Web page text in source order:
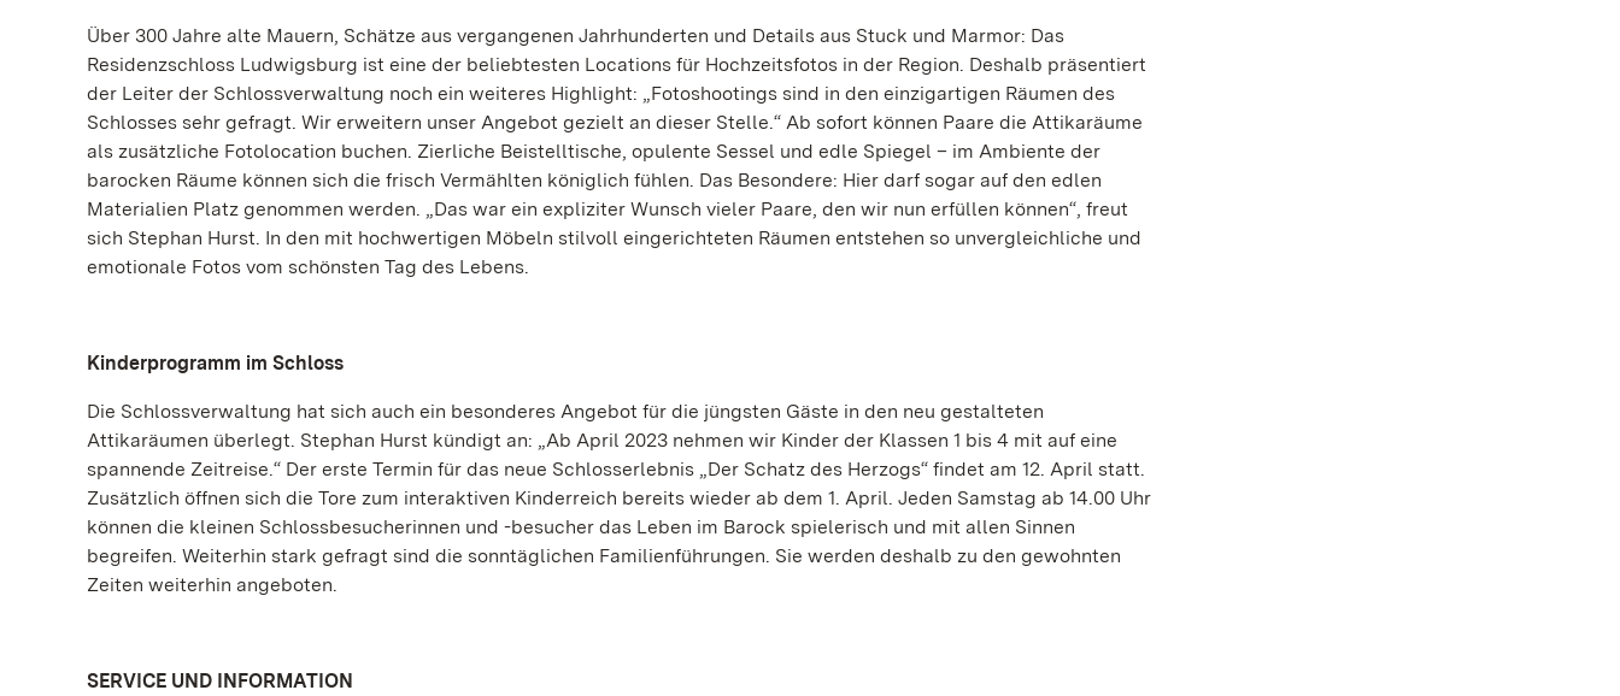
Über 300 Jahre alte Mauern, Schätze aus vergangenen Jahrhunderten und Details aus Stuck und Marmor: Das
Residenzschloss Ludwigsburg ist eine der beliebtesten Locations für Hochzeitsfotos in der Region. Deshalb präsentiert
der Leiter der Schlossverwaltung noch ein weiteres Highlight: „Fotoshootings sind in den einzigartigen Räumen des
Schlosses sehr gefragt. Wir erweitern unser Angebot gezielt an dieser Stelle.“ Ab sofort können Paare die Attikaräume
als zusätzliche Fotolocation buchen. Zierliche Beistelltische, opulente Sessel und edle Spiegel – im Ambiente der
barocken Räume können sich die frisch Vermählten königlich fühlen. Das Besondere: Hier darf sogar auf den edlen
Materialien Platz genommen werden. „Das war ein expliziter Wunsch vieler Paare, den wir nun erfüllen können“, freut
sich Stephan Hurst. In den mit hochwertigen Möbeln stilvoll eingerichteten Räumen entstehen so unvergleichliche und
emotionale Fotos vom schönsten Tag des Lebens.
Kinderprogramm im Schloss
Die Schlossverwaltung hat sich auch ein besonderes Angebot für die jüngsten Gäste in den neu gestalteten
Attikaräumen überlegt. Stephan Hurst kündigt an: „Ab April 2023 nehmen wir Kinder der Klassen 1 bis 4 mit auf eine
spannende Zeitreise.“ Der erste Termin für das neue Schlosserlebnis „Der Schatz des Herzogs“ findet am 12. April statt.
Zusätzlich öffnen sich die Tore zum interaktiven Kinderreich bereits wieder ab dem 1. April. Jeden Samstag ab 14.00 Uhr
können die kleinen Schlossbesucherinnen und -besucher das Leben im Barock spielerisch und mit allen Sinnen
begreifen. Weiterhin stark gefragt sind die sonntäglichen Familienführungen. Sie werden deshalb zu den gewohnten
Zeiten weiterhin angeboten.
SERVICE UND INFORMATION